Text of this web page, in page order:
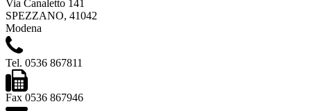
Via Canaletto 141
SPEZZANO, 41042
Modena
Tel. 0536 867811
Fax 0536 867946